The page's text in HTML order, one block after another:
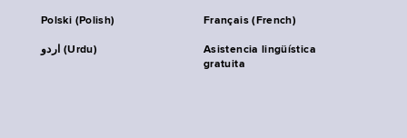
Polski (Polish) Français (French)
اردو (Urdu)
Asistencia lingüística
gratuita